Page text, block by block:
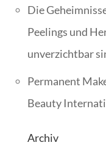
Die
Peelings und
unverzichtbar
Permanent
Beauty
Archiv